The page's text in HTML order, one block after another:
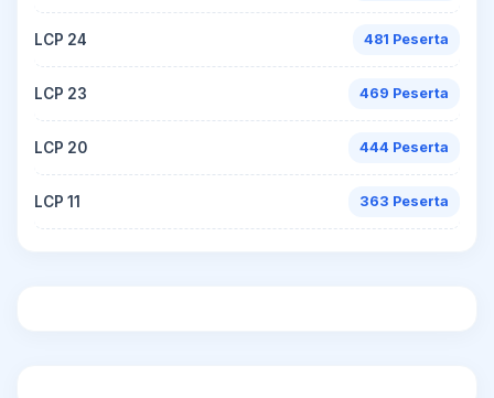
LCP 24 481 Peserta
LCP 23 469 Peserta
LCP 20 444 Peserta
LCP 11 363 Peserta